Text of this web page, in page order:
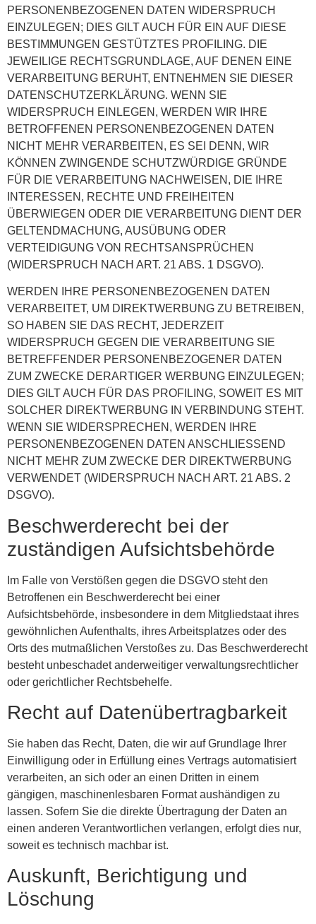
PERSONENBEZOGENEN DATEN WIDERSPRUCH
EINZULEGEN; DIES GILT AUCH FÜR EIN AUF DIESE
BESTIMMUNGEN GESTÜTZTES PROFILING. DIE
JEWEILIGE RECHTSGRUNDLAGE, AUF DENEN EINE
VERARBEITUNG BERUHT, ENTNEHMEN SIE DIESER
DATENSCHUTZERKLÄRUNG. WENN SIE
WIDERSPRUCH EINLEGEN, WERDEN WIR IHRE
BETROFFENEN PERSONENBEZOGENEN DATEN
NICHT MEHR VERARBEITEN, ES SEI DENN, WIR
KÖNNEN ZWINGENDE SCHUTZWÜRDIGE GRÜNDE
FÜR DIE VERARBEITUNG NACHWEISEN, DIE IHRE
INTERESSEN, RECHTE UND FREIHEITEN
ÜBERWIEGEN ODER DIE VERARBEITUNG DIENT DER
GELTENDMACHUNG, AUSÜBUNG ODER
VERTEIDIGUNG VON RECHTSANSPRÜCHEN
(WIDERSPRUCH NACH ART. 21 ABS. 1 DSGVO).
WERDEN IHRE PERSONENBEZOGENEN DATEN
VERARBEITET, UM DIREKTWERBUNG ZU BETREIBEN,
SO HABEN SIE DAS RECHT, JEDERZEIT
WIDERSPRUCH GEGEN DIE VERARBEITUNG SIE
BETREFFENDER PERSONENBEZOGENER DATEN
ZUM ZWECKE DERARTIGER WERBUNG EINZULEGEN;
DIES GILT AUCH FÜR DAS PROFILING, SOWEIT ES MIT
SOLCHER DIREKTWERBUNG IN VERBINDUNG STEHT.
WENN SIE WIDERSPRECHEN, WERDEN IHRE
PERSONENBEZOGENEN DATEN ANSCHLIESSEND
NICHT MEHR ZUM ZWECKE DER DIREKTWERBUNG
VERWENDET (WIDERSPRUCH NACH ART. 21 ABS. 2
DSGVO).
Beschwerde­recht bei der
zuständigen Aufsichts­behörde
Im Falle von Verstößen gegen die DSGVO steht den
Betroffenen ein Beschwerderecht bei einer
Aufsichtsbehörde, insbesondere in dem Mitgliedstaat ihres
gewöhnlichen Aufenthalts, ihres Arbeitsplatzes oder des
Orts des mutmaßlichen Verstoßes zu. Das Beschwerderecht
besteht unbeschadet anderweitiger verwaltungsrechtlicher
oder gerichtlicher Rechtsbehelfe.
Recht auf Daten­übertrag­barkeit
Sie haben das Recht, Daten, die wir auf Grundlage Ihrer
Einwilligung oder in Erfüllung eines Vertrags automatisiert
verarbeiten, an sich oder an einen Dritten in einem
gängigen, maschinenlesbaren Format aushändigen zu
lassen. Sofern Sie die direkte Übertragung der Daten an
einen anderen Verantwortlichen verlangen, erfolgt dies nur,
soweit es technisch machbar ist.
Auskunft, Berichtigung und
Löschung